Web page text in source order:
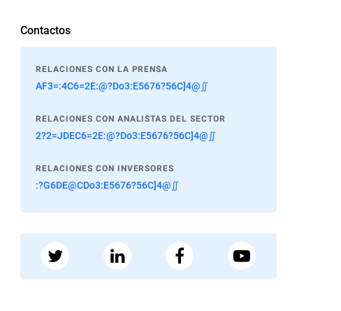
Contactos
RELACIONES CON LA PRENSA
AF3=:4C6=2E:@?Do3:E5676?56C]4@∬
RELACIONES CON ANALISTAS DEL SECTOR
2?2=JDEC6=2E:@?Do3:E5676?56C]4@∬
RELACIONES CON INVERSORES
:?G6DE@CDo3:E5676?56C]4@∬